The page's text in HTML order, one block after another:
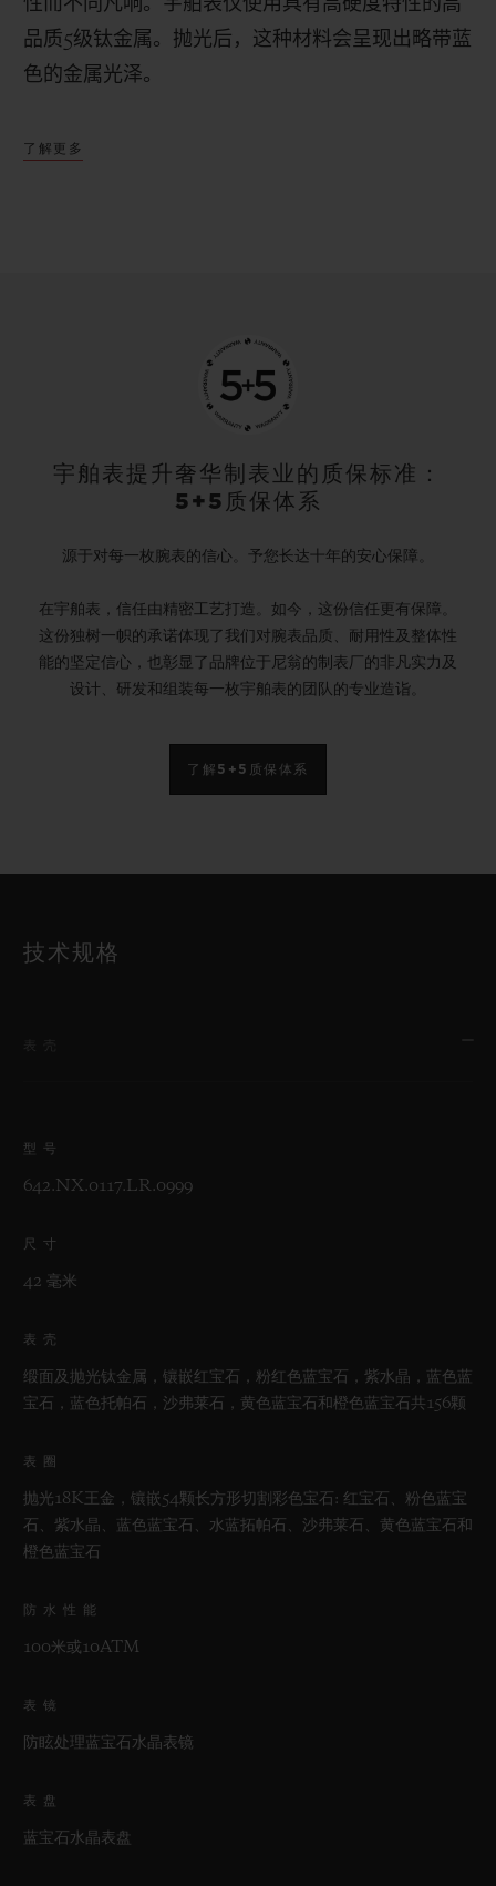
品质5级钛金属。抛光后，这种材料会呈现出略带蓝
色的金属光泽。
了解更多
宇舶表提升奢华制表业的质保标准：
5+5质保体系
源于对每一枚腕表的信心。予您长达十年的安心保障。
在宇舶表，信任由精密工艺打造。如今，这份信任更有保障。
这份独树一帜的承诺体现了我们对腕表品质、耐用性及整体性
能的坚定信心，也彰显了品牌位于尼翁的制表厂的非凡实力及
设计、研发和组装每一枚宇舶表的团队的专业造诣。
了解5+5质保体系
技术规格
型号
642.NX.0117.LR.0999
尺寸
42 毫米
表壳
缎面及抛光钛金属，镶嵌红宝石，粉红色蓝宝石，紫水晶，蓝色蓝
宝石，蓝色托帕石，沙弗莱石，黄色蓝宝石和橙色蓝宝石共156颗
表圈
抛光18K王金，镶嵌54颗长方形切割彩色宝石: 红宝石、粉色蓝宝
石、紫水晶、蓝色蓝宝石、水蓝拓帕石、沙弗莱石、黄色蓝宝石和
橙色蓝宝石
防水性能
100米或10ATM
表镜
防眩处理蓝宝石水晶表镜
表盘
蓝宝石水晶表盘